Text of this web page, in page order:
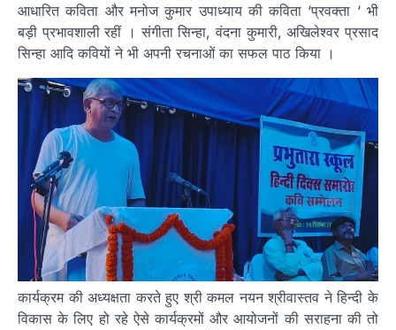
आधारित कविता और मनोज कुमार उपाध्याय की कविता ‘प्रवक्ता ‘ भी
बड़ी प्रभावशाली रहीं । संगीता सिन्हा, वंदना कुमारी, अखिलेश्वर प्रसाद
सिन्हा आदि कवियों ने भी अपनी रचनाओं का सफल पाठ किया ।
कार्यक्रम की अध्यक्षता करते हुए श्री कमल नयन श्रीवास्तव ने हिन्दी के
विकास के लिए हो रहे ऐसे कार्यक्रमों और आयोजनों की सराहना की तो